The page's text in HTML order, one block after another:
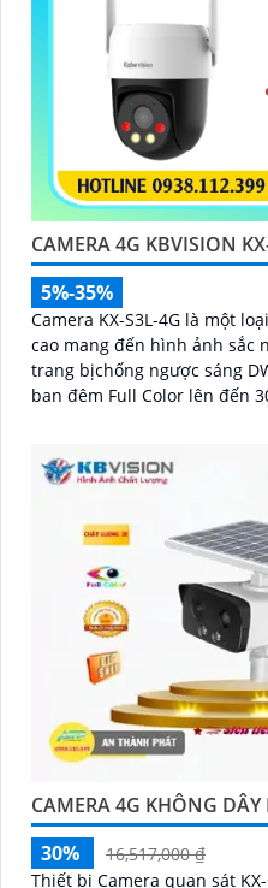
CAMERA 4G KBVISION
5%-35%
Camera KX-S3L-4G là một
cao mang đến hình ảnh sắc nét đến
trang bịchống ngược sáng
ban đêm Full Color lên đến
CAMERA 4G KHÔNG DÂY
30%
16,517,000 ₫
Thiết bị Camera quan sát